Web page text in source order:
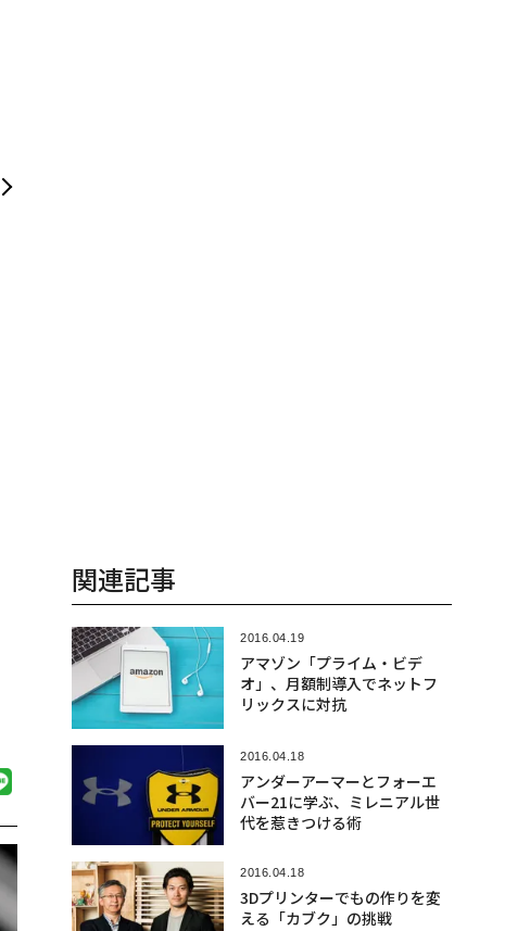
くり方
関連記事
2016.04.19
アマゾン「プライム・ビデ
オ」、月額制導入でネットフ
リックスに対抗
2016.04.18
アンダーアーマーとフォーエ
バー21に学ぶ、ミレニアル世
代を惹きつける術
2016.04.18
3Dプリンターでもの作りを変
える「カブク」の挑戦